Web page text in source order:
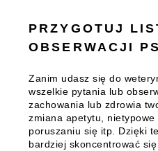
PRZYGOTUJ
OBSERWACJI
Zanim udasz się do
wszelkie pytania lub
zachowania lub zdrowia
zmiana apetytu,
poruszaniu się itp. Dzięki
bardziej skoncentrować